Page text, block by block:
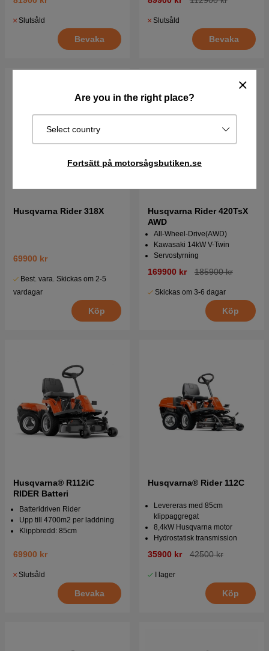
Are you in the right place?
Select country
Fortsätt på motorsågsbutiken.se
Slutsåld
Bevaka
Slutsåld
Bevaka
Husqvarna Rider 318X
69900 kr
Best. vara. Skickas om 2-5
vardagar
Köp
Husqvarna Rider 420TsX
AWD
All-Wheel-Drive(AWD)
Kawasaki 14kW V-Twin
Servostyrning
169900 kr 185900 kr
Skickas om 3-6 dagar
Köp
Husqvarna® R112iC
RIDER Batteri
Batteridriven Rider
Upp till 4700m2 per laddning
Klippbredd: 85cm
69900 kr
Slutsåld
Bevaka
Husqvarna® Rider 112C
Levereras med 85cm
klippaggregat
8,4kW Husqvarna motor
Hydrostatisk transmission
35900 kr 42500 kr
I lager
Köp